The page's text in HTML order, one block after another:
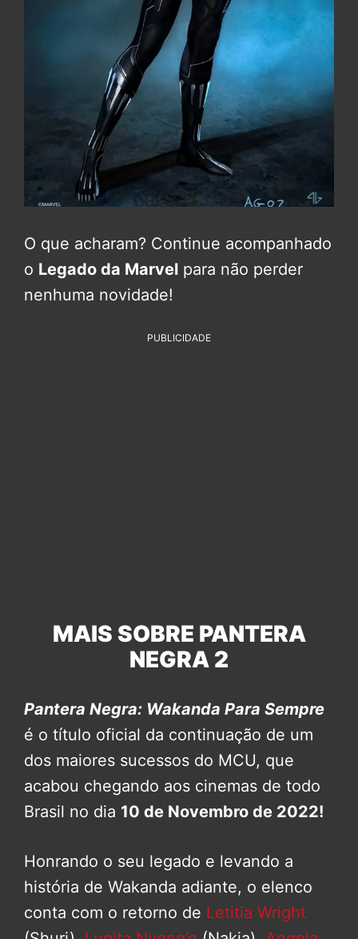
O que acharam? Continue acompanhado
o Legado da Marvel para não perder
nenhuma novidade!
PUBLICIDADE
MAIS SOBRE PANTERA
NEGRA 2
Pantera Negra: Wakanda Para Sempre
é o título oficial da continuação de um
dos maiores sucessos do MCU, que
acabou chegando aos cinemas de todo
Brasil no dia 10 de Novembro de 2022!
Honrando o seu legado e levando a
história de Wakanda adiante, o elenco
conta com o retorno de Letitia Wright